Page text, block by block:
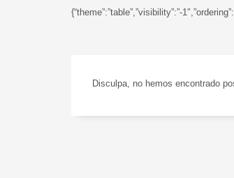
{“theme”:”table”,”visibility”:”-
Disculpa, no hemos encontrado